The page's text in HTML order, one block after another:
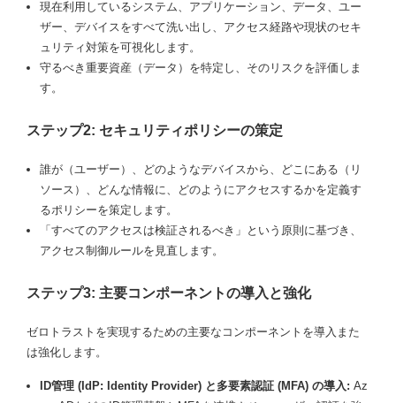
現在利用しているシステム、アプリケーション、データ、ユー
ザー、デバイスをすべて洗い出し、アクセス経路や現状のセキ
ュリティ対策を可視化します。
守るべき重要資産（データ）を特定し、そのリスクを評価しま
す。
ステップ2: セキュリティポリシーの策定
誰が（ユーザー）、どのようなデバイスから、どこにある（リ
ソース）、どんな情報に、どのようにアクセスするかを定義す
るポリシーを策定します。
「すべてのアクセスは検証されるべき」という原則に基づき、
アクセス制御ルールを見直します。
ステップ3: 主要コンポーネントの導入と強化
ゼロトラストを実現するための主要なコンポーネントを導入また
は強化します。
ID管理 (IdP: Identity Provider) と多要素認証 (MFA) の導入: Az